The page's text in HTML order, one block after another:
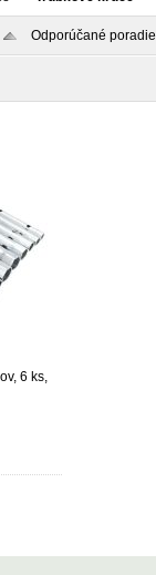
Odporúčané poradie
6 ks,